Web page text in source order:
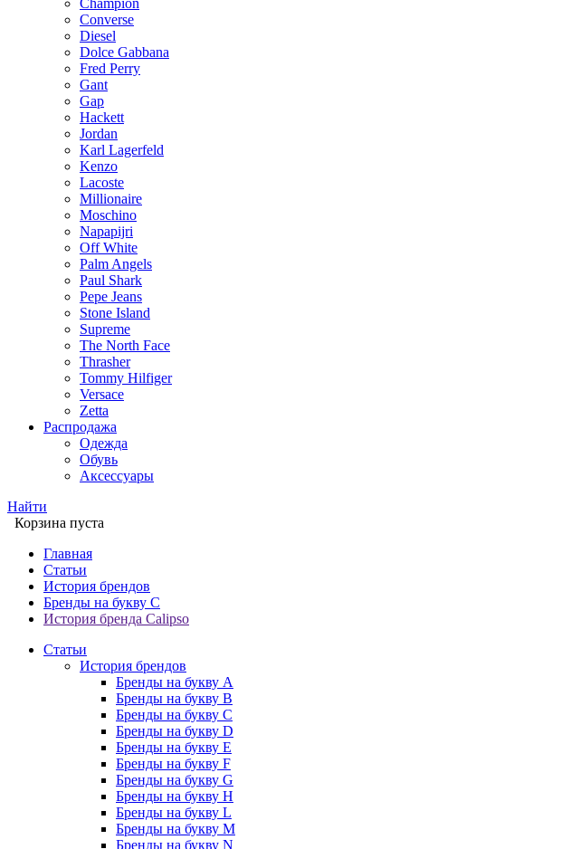
Champion
Converse
Diesel
Dolce Gabbana
Fred Perry
Gant
Gap
Hackett
Jordan
Karl Lagerfeld
Kenzo
Lacoste
Millionaire
Moschino
Napapijri
Off White
Palm Angels
Paul Shark
Pepe Jeans
Stone Island
Supreme
The North Face
Thrasher
Tommy Hilfiger
Versace
Zetta
Распродажа
Одежда
Обувь
Аксессуары
Найти
Корзина пуста
Главная
Статьи
История брендов
Бренды на букву C
История бренда Calipso
Статьи
История брендов
Бренды на букву A
Бренды на букву B
Бренды на букву C
Бренды на букву D
Бренды на букву E
Бренды на букву F
Бренды на букву G
Бренды на букву H
Бренды на букву L
Бренды на букву M
Бренды на букву N